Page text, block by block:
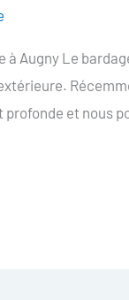
à Augny Le
profonde et nous